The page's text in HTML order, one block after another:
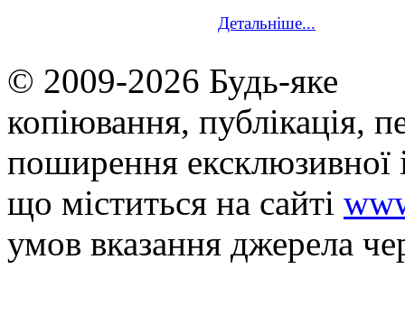
Детальніше...
© 2009-2026 Будь-яке
копiювання, публiкацiя,
поширення
що мiститься на сайті
умов вказання джерела